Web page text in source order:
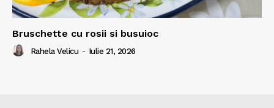
Bruschette cu rosii si busuioc
Rahela Velicu - Iulie 21, 2026